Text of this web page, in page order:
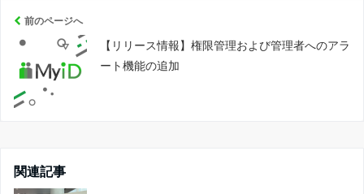
前のページへ
【リリース情報】権限管理および管理者へのアラ
ート機能の追加
関連記事